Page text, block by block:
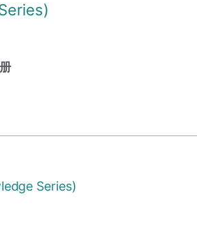
Series)